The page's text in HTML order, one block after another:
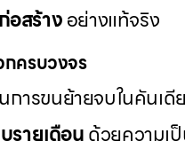
อสร้างอย่างแท้จริง
กครบวงจร
การขนย้ายจบในคันเดี
รายเดือนด้วยความเ